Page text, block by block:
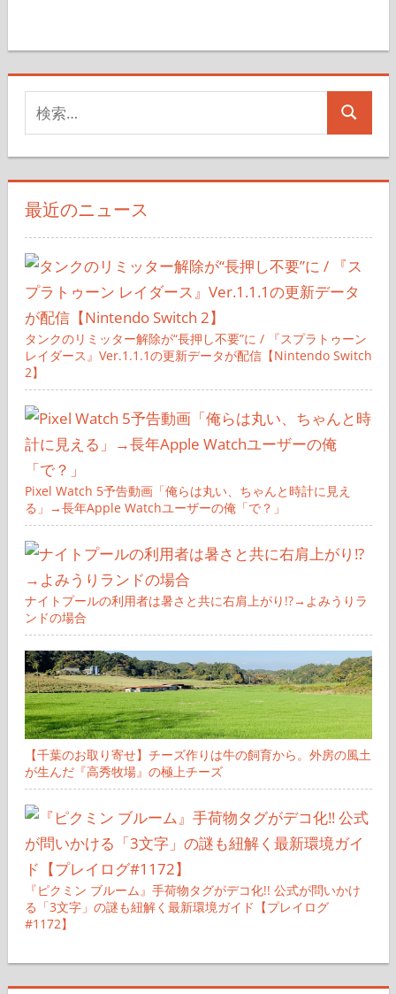
索
対
象:
検
最近のニュース
タンクのリミッター解除が“長押し不要”に / 『スプラトゥーン
レイダース』Ver.1.1.1の更新データが配信【Nintendo Switch
2】
Pixel Watch 5予告動画「俺らは丸い、ちゃんと時計に見え
る」→長年Apple Watchユーザーの俺「で？」
ナイトプールの利用者は暑さと共に右肩上がり!?→よみうりラ
ンドの場合
【千葉のお取り寄せ】チーズ作りは牛の飼育から。外房の風土
が生んだ『高秀牧場』の極上チーズ
『ピクミン ブルーム』手荷物タグがデコ化!! 公式が問いかけ
る「3文字」の謎も紐解く最新環境ガイド【プレイログ
#1172】